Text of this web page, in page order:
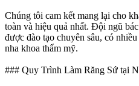
Chúng tôi cam kết mang lại cho
toàn và hiệu quả nhất. Đội ngũ
được đào tạo chuyên sâu, có
nha khoa thẩm mỹ.
### Quy Trình Làm Răng Sứ tại